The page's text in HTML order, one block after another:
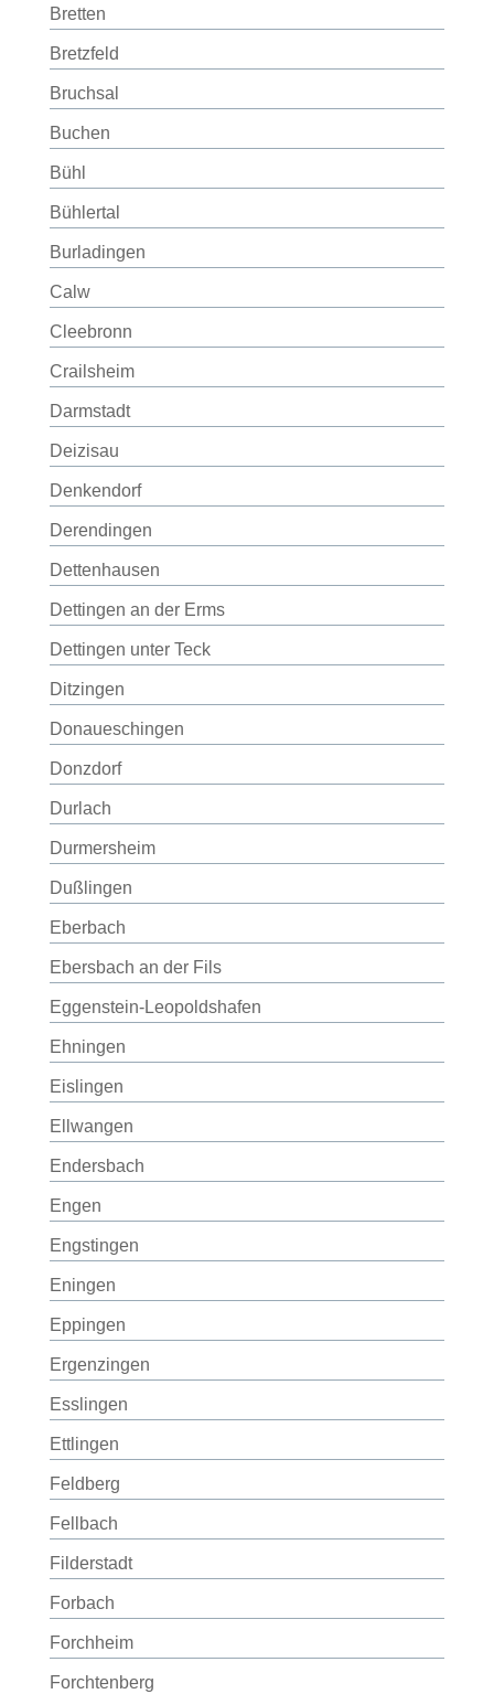
Bretten
Bretzfeld
Bruchsal
Buchen
Bühl
Bühlertal
Burladingen
Calw
Cleebronn
Crailsheim
Darmstadt
Deizisau
Denkendorf
Derendingen
Dettenhausen
Dettingen an der Erms
Dettingen unter Teck
Ditzingen
Donaueschingen
Donzdorf
Durlach
Durmersheim
Dußlingen
Eberbach
Ebersbach an der Fils
Eggenstein-Leopoldshafen
Ehningen
Eislingen
Ellwangen
Endersbach
Engen
Engstingen
Eningen
Eppingen
Ergenzingen
Esslingen
Ettlingen
Feldberg
Fellbach
Filderstadt
Forbach
Forchheim
Forchtenberg